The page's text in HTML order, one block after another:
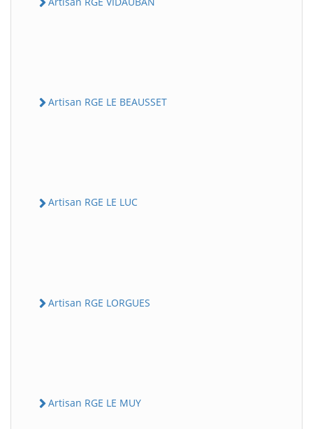
Artisan RGE LE BEAUSSET
Artisan RGE LE LUC
Artisan RGE LORGUES
Artisan RGE LE MUY